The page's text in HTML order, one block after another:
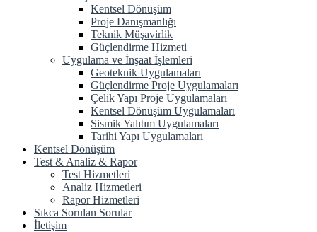
Kentsel Dönüşüm
Proje Danışmanlığı
Teknik Müşavirlik
Güçlendirme Hizmeti
Uygulama ve İnşaat İşlemleri
Geoteknik Uygulamaları
Güçlendirme Proje Uygulamaları
Çelik Yapı Proje Uygulamaları
Kentsel Dönüşüm Uygulamaları
Sismik Yalıtım Uygulamaları
Tarihi Yapı Uygulamaları
Kentsel Dönüşüm
Test & Analiz & Rapor
Test Hizmetleri
Analiz Hizmetleri
Rapor Hizmetleri
Sıkca Sorulan Sorular
İletişim